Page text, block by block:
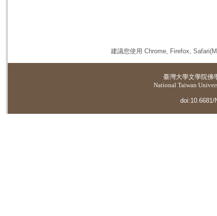
建議您使用 Chrome, Firefox,
臺灣大學文學院佛
National Taiwan
doi:10.6681/